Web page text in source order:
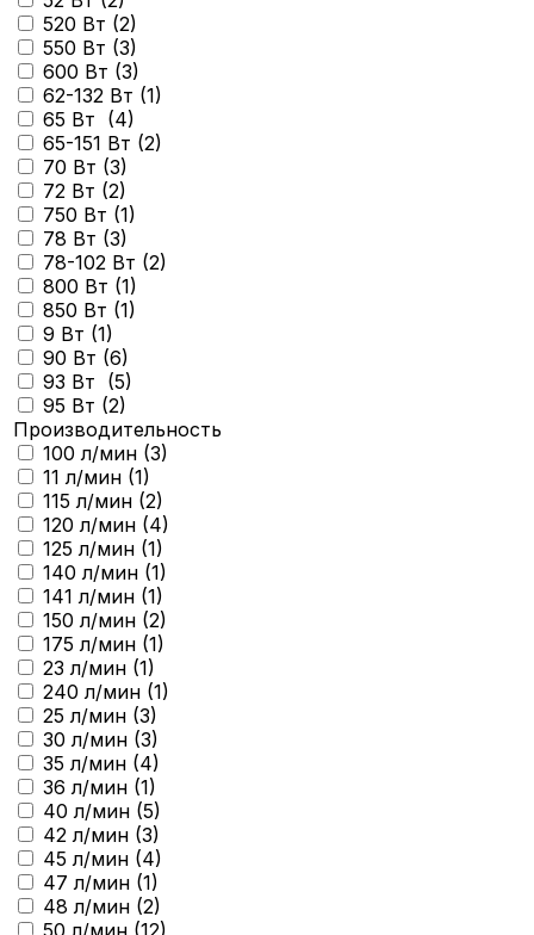
520 Вт (2)
550 Вт (3)
600 Вт (3)
62-132 Вт (1)
65 Вт (4)
65-151 Вт (2)
70 Вт (3)
72 Вт (2)
750 Вт (1)
78 Вт (3)
78-102 Вт (2)
800 Вт (1)
850 Вт (1)
9 Вт (1)
90 Вт (6)
93 Вт (5)
95 Вт (2)
Производительность
100 л/мин (3)
11 л/мин (1)
115 л/мин (2)
120 л/мин (4)
125 л/мин (1)
140 л/мин (1)
141 л/мин (1)
150 л/мин (2)
175 л/мин (1)
23 л/мин (1)
240 л/мин (1)
25 л/мин (3)
30 л/мин (3)
35 л/мин (4)
36 л/мин (1)
40 л/мин (5)
42 л/мин (3)
45 л/мин (4)
47 л/мин (1)
48 л/мин (2)
50 л/мин (12)